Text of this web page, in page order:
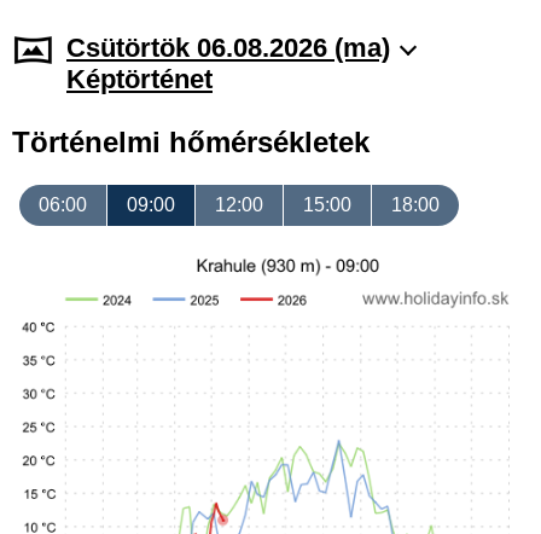
Csütörtök 06.08.2026 (ma)
Képtörténet
Történelmi hőmérsékletek
06:00 09:00 12:00 15:00 18:00